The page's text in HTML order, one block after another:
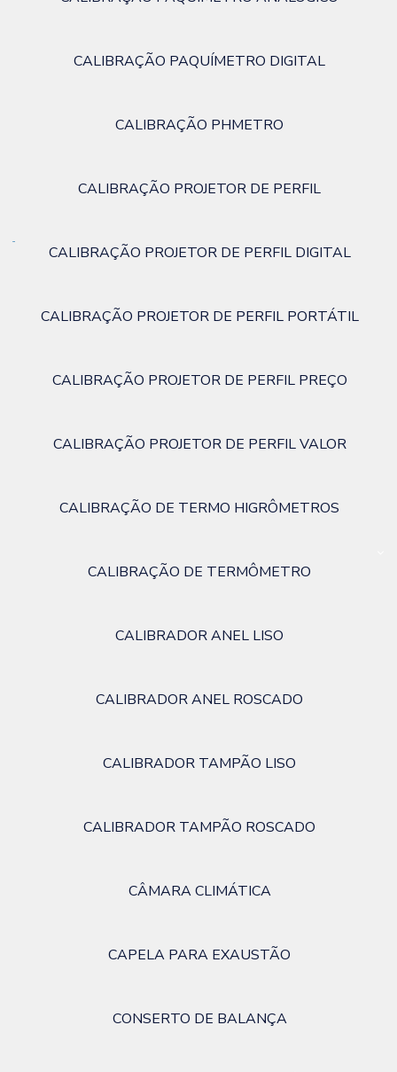
CALIBRAÇÃO PAQUÍMETRO DIGITAL
CALIBRAÇÃO PHMETRO
CALIBRAÇÃO PROJETOR DE PERFIL
CALIBRAÇÃO PROJETOR DE PERFIL DIGITAL
CALIBRAÇÃO PROJETOR DE PERFIL PORTÁTIL
CALIBRAÇÃO PROJETOR DE PERFIL PREÇO
CALIBRAÇÃO PROJETOR DE PERFIL VALOR
CALIBRAÇÃO DE TERMO HIGRÔMETROS
CALIBRAÇÃO DE TERMÔMETRO
CALIBRADOR ANEL LISO
CALIBRADOR ANEL ROSCADO
CALIBRADOR TAMPÃO LISO
CALIBRADOR TAMPÃO ROSCADO
CÂMARA CLIMÁTICA
CAPELA PARA EXAUSTÃO
CONSERTO DE BALANÇA